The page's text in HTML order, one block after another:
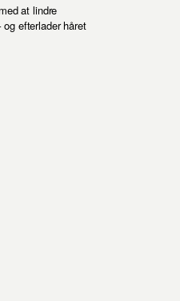
at lindre
efterlader håret